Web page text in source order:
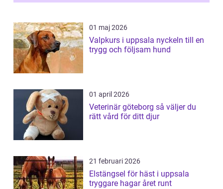
01 maj 2026
Valpkurs i uppsala nyckeln till en
trygg och följsam hund
01 april 2026
Veterinär göteborg så väljer du
rätt vård för ditt djur
21 februari 2026
Elstängsel för häst i uppsala
tryggare hagar året runt